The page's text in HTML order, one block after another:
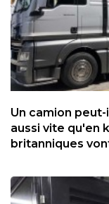
Un camion
aussi vite qu'en
britanniques